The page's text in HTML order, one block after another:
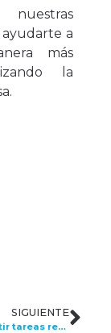
a
más
la
SIGUIENTE
Cómo convertir tareas repetitivas en insights estratégicos